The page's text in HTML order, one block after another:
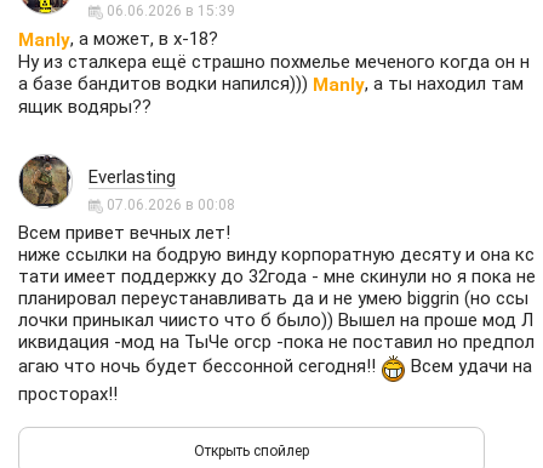
06.06.2026 в 15:39
Manly, а может, в х-18?
Ну из сталкера ещё страшно похмелье меченого когда он н
а базе бандитов водки напился))) Manly, а ты находил там
ящик водяры??
Everlasting
07.06.2026 в 00:08
Всем привет вечных лет!
ниже ссылки на бодрую винду корпоратную десяту и она кс
тати имеет поддержку до 32года - мне скинули но я пока не
планировал переустанавливать да и не умею biggrin (но ссы
лочки приныкал чиисто что б было)) Вышел на проше мод Л
иквидация -мод на ТыЧе огср -пока не поставил но предпол
агаю что ночь будет бессонной сегодня!!
Всем удачи на
просторах!!